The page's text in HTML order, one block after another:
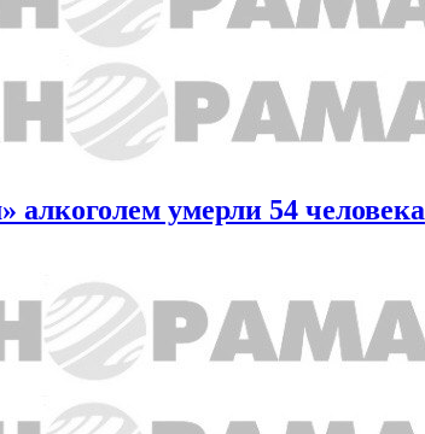
алкоголем умерли 54 человека